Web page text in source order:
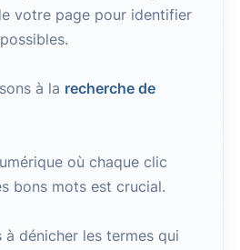
votre page pour identifier
à la recherche de
où chaque clic
bons mots est crucial.
à dénicher les termes qui